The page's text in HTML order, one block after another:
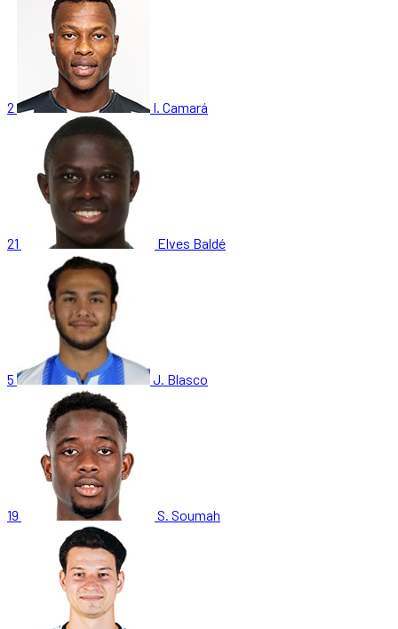
2 I. Camará
21 Elves Baldé
5 J. Blasco
19 S. Soumah